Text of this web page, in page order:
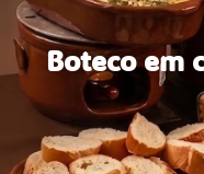
Boteco em